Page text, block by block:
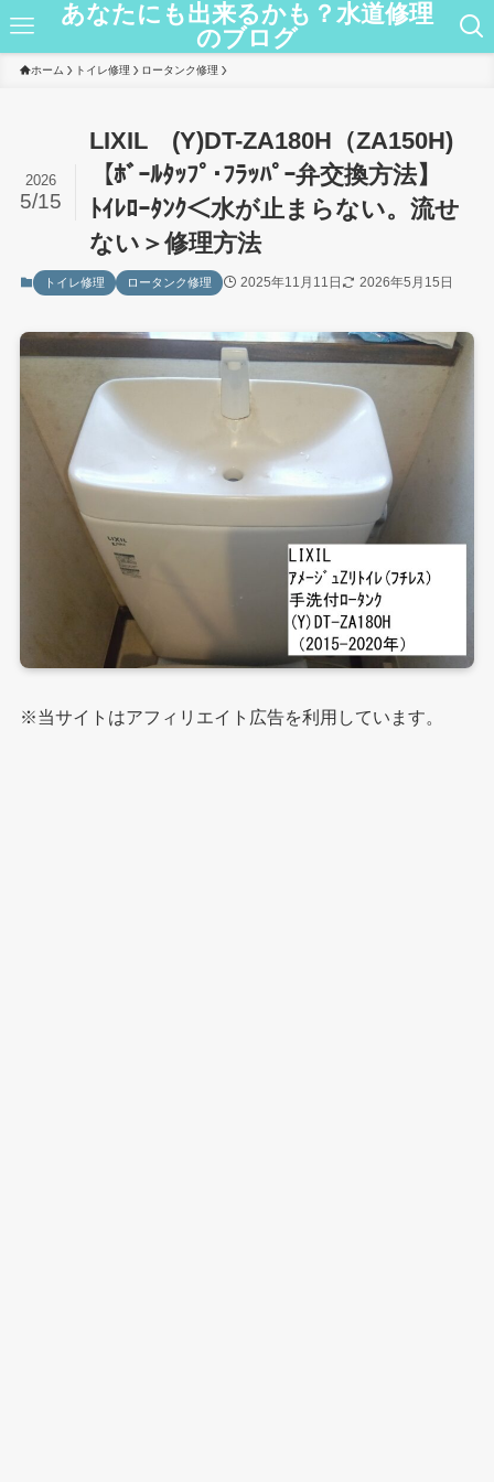
あなたにも出来るかも？水道修理
のブログ
ホーム トイレ修理 ロータンク修理
LIXIL (Y)DT-ZA180H（ZA150H)
【ﾎﾞｰﾙﾀｯﾌﾟ･ﾌﾗｯﾊﾟｰ弁交換方法】
ﾄｲﾚﾛｰﾀﾝｸ＜水が止まらない。流せ
ない＞修理方法
2026
5/15
トイレ修理 ロータンク修理 2025年11月11日 2026年5月15日
※当サイトはアフィリエイト広告を利用しています。